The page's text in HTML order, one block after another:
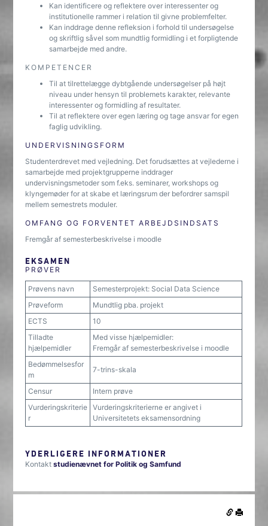
Kan identificere og reflektere over interessenter og
institutionelle rammer i relation til givne problemfelter.
Kan inddrage denne refleksion i forhold til undersøgelse
og skriftlig såvel som mundtlig formidling i et forpligtende
samarbejde med andre.
KOMPETENCER
Til at tilrettelægge dybtgående undersøgelser på højt
niveau under hensyn til problemets karakter, relevante
interessenter og formidling af resultater.
Til at reflektere over egen læring og tage ansvar for egen
faglig udvikling.
UNDERVISNINGSFORM
Studenterdrevet med vejledning. Det forudsættes at vejlederne i
samarbejde med projektgrupperne inddrager
undervisningsmetoder som f.eks. seminarer, workshops og
klyngemøder for at skabe et læringsrum der befordrer samspil
mellem semestrets moduler.
OMFANG OG FORVENTET ARBEJDSINDSATS
Fremgår af semesterbeskrivelse i moodle
EKSAMEN
PRØVER
Prøvens navn
Semesterprojekt: Social Data Science
Prøveform
Mundtlig pba. projekt
ECTS
10
Tilladte
hjælpemidler
Med visse hjælpemidler:
Fremgår af semesterbeskrivelse i moodle
Bedømmelsesfor
m
7-trins-skala
Censur
Intern prøve
Vurderingskriterie
r
Vurderingskriterierne er angivet i
Universitetets eksamensordning
YDERLIGERE INFORMATIONER
Kontaktstudienævnet for Politik og Samfund